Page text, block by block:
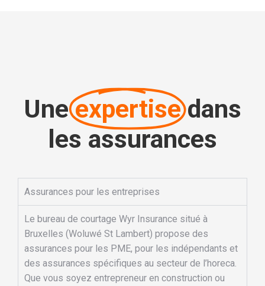
Une expertise dans
les assurances
Assurances pour les entreprises
Le bureau de courtage Wyr Insurance situé à
Bruxelles (Woluwé St Lambert) propose des
assurances pour les PME, pour les indépendants et
des assurances spécifiques au secteur de l’horeca.
Que vous soyez entrepreneur en construction ou